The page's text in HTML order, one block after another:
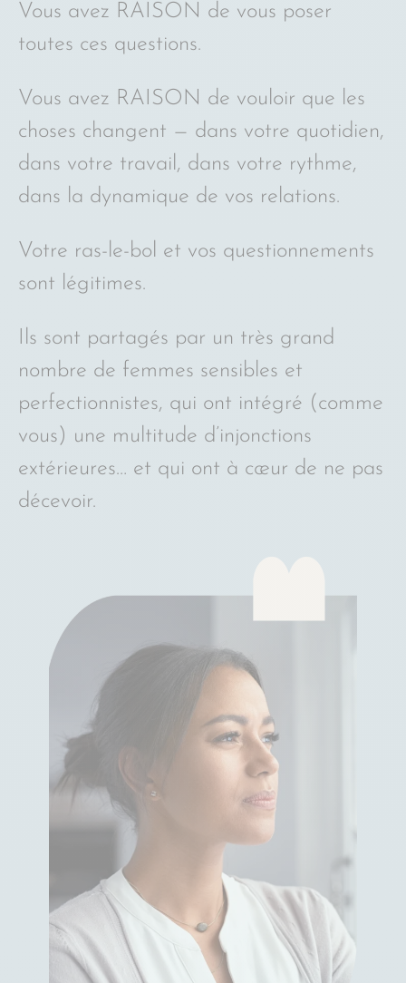
Vous avez RAISON de vous poser
toutes ces questions.
Vous avez RAISON de vouloir que les
choses changent — dans votre quotidien,
dans votre travail, dans votre rythme,
dans la dynamique de vos relations.
Votre ras-le-bol et vos questionnements
sont légitimes.
Ils sont partagés par un très grand
nombre de femmes sensibles et
perfectionnistes, qui ont intégré (comme
vous) une multitude d’injonctions
extérieures… et qui ont à cœur de ne pas
décevoir.